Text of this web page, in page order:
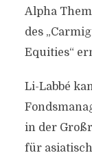
Alpha
des
Equities“
Li-Labbé
in der
für